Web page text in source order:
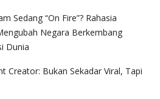
Sedang “On Fire”? Rahasia
Negara Berkembang
Dunia
Creator: Bukan Sekadar Viral, Tapi